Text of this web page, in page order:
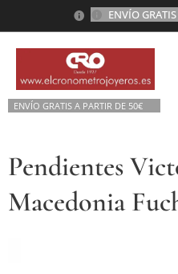
ENVÍO
ENVÍO GRATIS A PARTIR DE 50€💫
Pendientes
Macedonia